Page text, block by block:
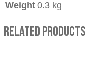
Weight 0.3 kg
Related Products